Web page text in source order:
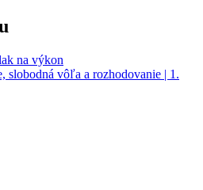
na výkon
slobodná vôľa a rozhodovanie | 1.